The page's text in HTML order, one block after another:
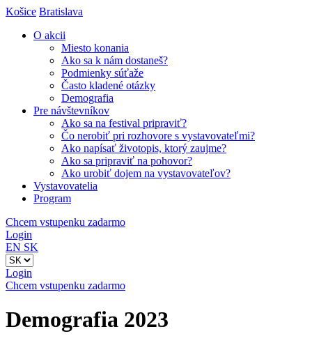
Košice Bratislava
O akcii
Miesto konania
Ako sa k nám dostaneš?
Podmienky súťaže
Často kladené otázky
Demografia
Pre návštevníkov
Ako sa na festival pripraviť?
Čo nerobiť pri rozhovore s vystavovateľmi?
Ako napísať životopis, ktorý zaujme?
Ako sa pripraviť na pohovor?
Ako urobiť dojem na vystavovateľov?
Vystavovatelia
Program
Chcem vstupenku zadarmo
Login
EN SK
Login
Chcem vstupenku zadarmo
Demografia 2023